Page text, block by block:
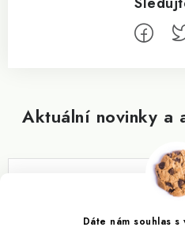
Dáte nám souhlas
Aktuální novinky a
Vložením e-mailu souhlasíte s